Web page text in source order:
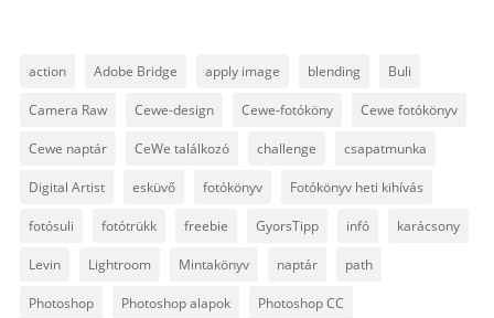
action Adobe Bridge apply image blending Buli
Camera Raw Cewe-design Cewe-fotóköny Cewe fotókönyv
Cewe naptár CeWe találkozó challenge csapatmunka
Digital Artist esküvő fotókönyv Fotókönyv heti kihívás
fotósuli fotótrükk freebie GyorsTipp infó karácsony
Levin Lightroom Mintakönyv naptár path
Photoshop Photoshop alapok Photoshop CC